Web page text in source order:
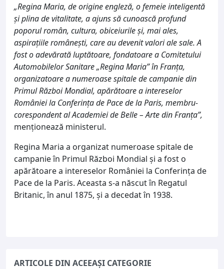
„Regina Maria, de origine engleză, o femeie inteligentă
și plina de vitalitate, a ajuns să cunoască profund
poporul român, cultura, obiceiurile și, mai ales,
aspirațiile românești, care au devenit valori ale sale. A
fost o adevărată luptătoare, fondatoare a Comitetului
Automobilelor Sanitare „Regina Maria” în Franța,
organizatoare a numeroase spitale de campanie din
Primul Război Mondial, apărătoare a intereselor
României la Conferința de Pace de la Paris, membru-
corespondent al Academiei de Belle – Arte din Franța”,
menționează ministerul.
Regina Maria a organizat numeroase spitale de
campanie în Primul Război Mondial şi a fost o
apărătoare a intereselor României la Conferința de
Pace de la Paris. Aceasta s-a născut în Regatul
Britanic, în anul 1875, şi a decedat în 1938.
ARTICOLE DIN ACEEAȘI CATEGORIE